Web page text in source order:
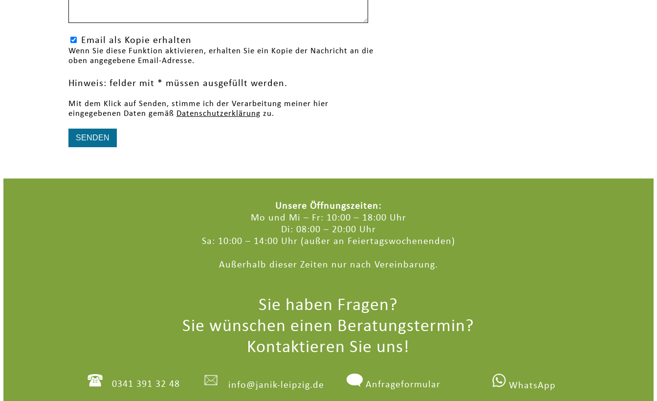
Email als Kopie erhalten
Wenn Sie diese Funktion aktivieren, erhalten Sie ein Kopie der Nachricht an die
oben angegebene Email-Adresse.
Hinweis: felder mit * müssen ausgefüllt werden.
Mit dem Klick auf Senden, stimme ich der Verarbeitung meiner hier
eingegebenen Daten gemäß Datenschutzerklärung zu.
Unsere Öffnungszeiten:
Mo und Mi – Fr: 10:00 – 18:00 Uhr
Di: 08:00 – 20:00 Uhr
Sa: 10:00 – 14:00 Uhr (außer an Feiertagswochenenden)
Außerhalb dieser Zeiten nur nach Vereinbarung.
Sie haben Fragen?
Sie wünschen einen Beratungstermin?
Kontaktieren Sie uns!
0341 391 32 48 info@janik-leipzig.de Anfrageformular WhatsApp